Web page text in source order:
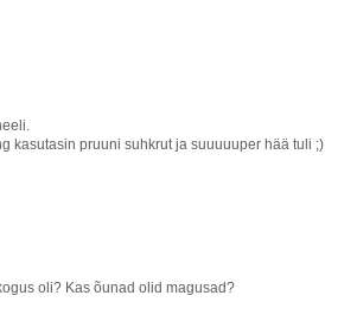
kasutasin pruuni suhkrut ja suuuuuper hää tuli ;)
oli? Kas õunad olid magusad?